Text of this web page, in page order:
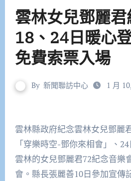
雲林女兒鄧麗
18、24日暖心
免費索票入場
By 新聞聯訪中心 1 月
雲林縣政府紀念雲林女兒鄧麗
「穿樂時空-鄧你來相會」、
雲林的女兒鄧麗君72紀念音樂
會。縣長張麗善10日參加宣傳